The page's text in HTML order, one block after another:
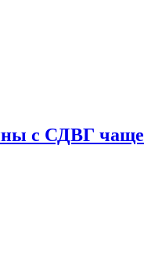
с СДВГ чаще